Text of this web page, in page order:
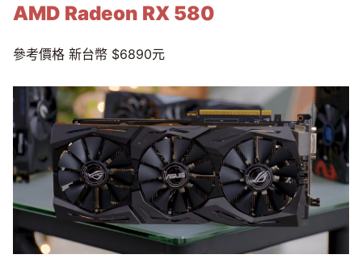
AMD Radeon RX 580
參考價格 新台幣 $6890元